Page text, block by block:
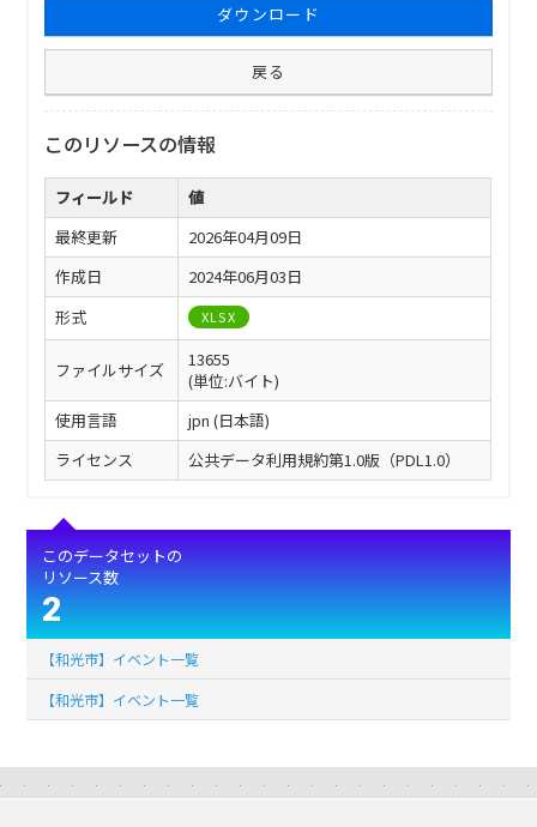
ダウンロード
戻る
このリソースの情報
フィールド
値
最終更新
2026年04月09日
作成日
2024年06月03日
形式
XLSX
ファイルサイズ
13655
(単位:バイト)
使用言語
jpn (日本語)
ライセンス
公共データ利用規約第1.0版（PDL1.0）
このデータセットの
リソース数
2
【和光市】イベント一覧
【和光市】イベント一覧